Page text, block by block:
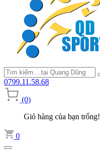
0799.11.58.68
(0)
Giỏ hàng của bạn trống!
0